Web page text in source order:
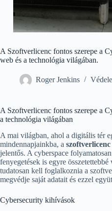
A Szoftverlicenc fontos szerepe a
web és a technológia világában.
Roger Jenkins
A Szoftverlicenc fontos szerepe a
a technológia világában
A mai világban, ahol a digitális tér
mindennapjainkba, a szoftverlicenc
jelentős. A cyberspace
fenyegetések is egyre
tudatosan kell foglalkoznia a
megvédje saját adatait és ezzel
Cybersecurity kihívások